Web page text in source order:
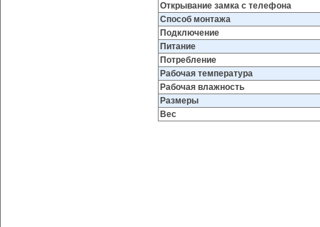
Открывание замка с телефона
Способ монтажа
Подключение
Питание
Потребление
Рабочая температура
Рабочая влажность
Размеры
Вес